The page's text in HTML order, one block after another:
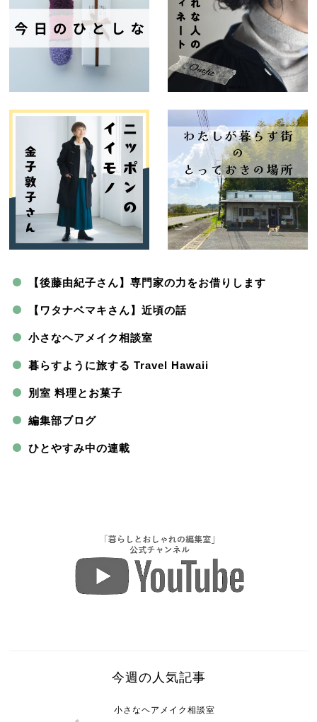
【後藤由紀子さん】専門家の力をお借りします
【ワタナベマキさん】近頃の話
小さなヘアメイク相談室
暮らすように旅する Travel Hawaii
別室 料理とお菓子
編集部ブログ
ひとやすみ中の連載
今週の人気記事
小さなヘアメイク相談室